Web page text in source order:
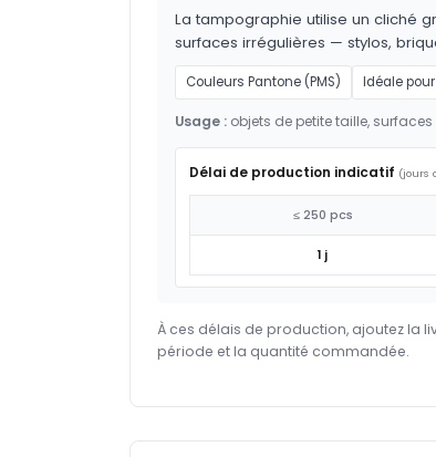
La tampographie utilise un cliché
surfaces irrégulières — stylos,
Couleurs Pantone (PMS) Idéale
Usage : objets de petite taille, surfaces
Délai de production indicatif (jours
≤ 250 pcs
1 j
À ces délais de production, ajoutez la
période et la quantité commandée.